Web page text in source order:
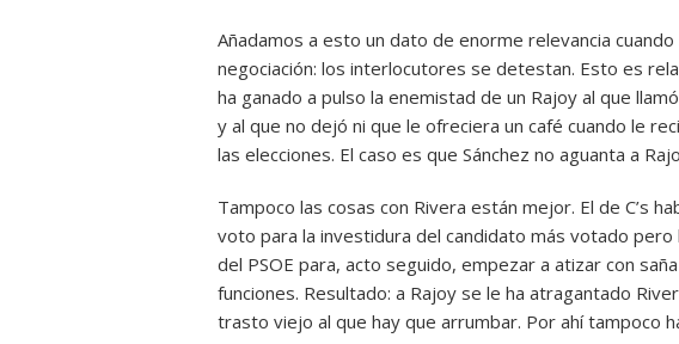
Añadamos a esto un dato de enorme relevancia
negociación: los interlocutores se detestan. Esto es
ha ganado a pulso la enemistad de un Rajoy al que
y al que no dejó ni que le ofreciera un café cuando le
las elecciones. El caso es que Sánchez no aguanta a
Tampoco las cosas con Rivera están mejor. El de C’s
voto para la investidura del candidato más votado
del PSOE para, acto seguido, empezar a atizar con
funciones. Resultado: a Rajoy se le ha atragantado
trasto viejo al que hay que arrumbar. Por ahí tampoco